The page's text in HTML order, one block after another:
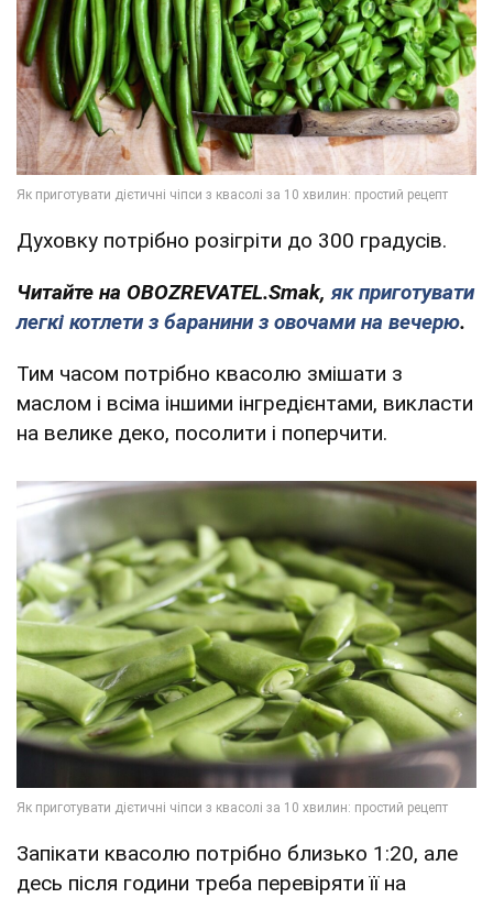
Духовку потрібно розігріти до 300 градусів.
Читайте на OBOZREVATEL.Smak,як приготувати
легкі котлети з баранини з овочами на вечерю.
Тим часом потрібно квасолю змішати з
маслом і всіма іншими інгредієнтами, викласти
на велике деко, посолити і поперчити.
Запікати квасолю потрібно близько 1:20, але
десь після години треба перевіряти її на